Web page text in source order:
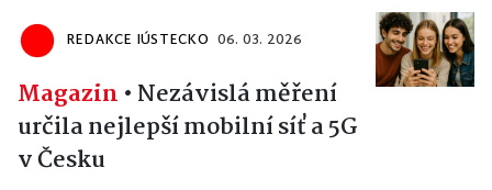
REDAKCE IÚSTECKO 06. 03. 2026
Magazin • Nezávislá měření
určila nejlepší mobilní síť a 5G
v Česku